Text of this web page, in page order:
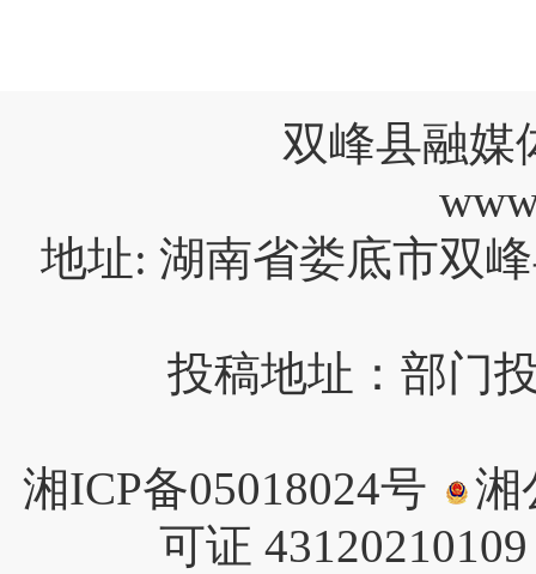
双峰县融媒
地址: 湖南省娄底市双
投稿地址：部门
湘ICP备05018024号
湘
可证